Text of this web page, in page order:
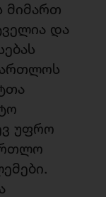
მიმართ
და
უფრო